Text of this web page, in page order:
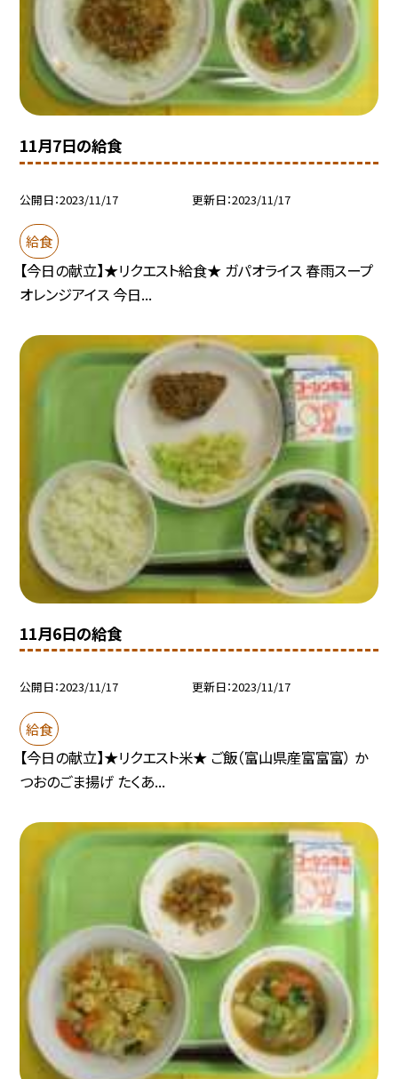
11月7日の給食
公開日 2023/11/17 更新日 2023/11/17
給食
【今日の献立】★リクエスト給食★ ガパオライス 春雨スープ
オレンジアイス 今日...
11月6日の給食
公開日 2023/11/17 更新日 2023/11/17
給食
【今日の献立】★リクエスト米★ ご飯（富山県産富富富） か
つおのごま揚げ たくあ...